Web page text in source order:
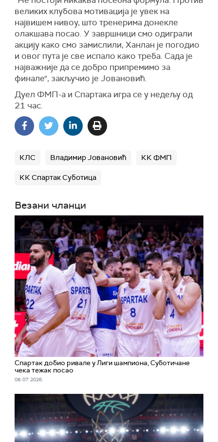
великих клубова мотивација је увек на
највишем нивоу, што тренерима донекле
олакшава посао. У завршници смо одиграли
акцију како смо замислили, Ханлан је погодио
и овог пута је све испало како треба. Сада је
најважније да се добро припремимо за
финале", закључио је Јовановић.
Дуел ФМП-а и Спартака игра се у недељу од
21 час.
КЛС Владимир Јовановић КК ФМП
КК Спартак Суботица
Везани чланци
Спартак добио ривале у Лиги шампиона, Суботичане
чека тежак посао
08. 07. 2026.